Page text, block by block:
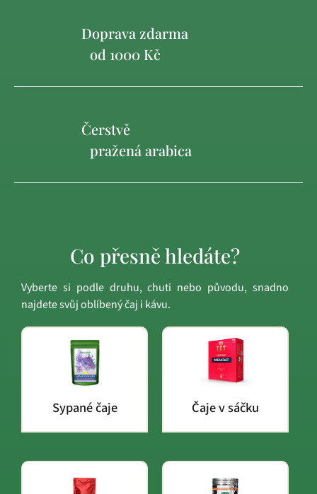
Doprava zdarma
od 1000 Kč
Čerstvě
pražená arabica
Co přesně hledáte?
Vyberte si podle druhu, chuti nebo původu, snadno
najdete svůj oblíbený čaj i kávu.
Sypané čaje Čaje v sáčku